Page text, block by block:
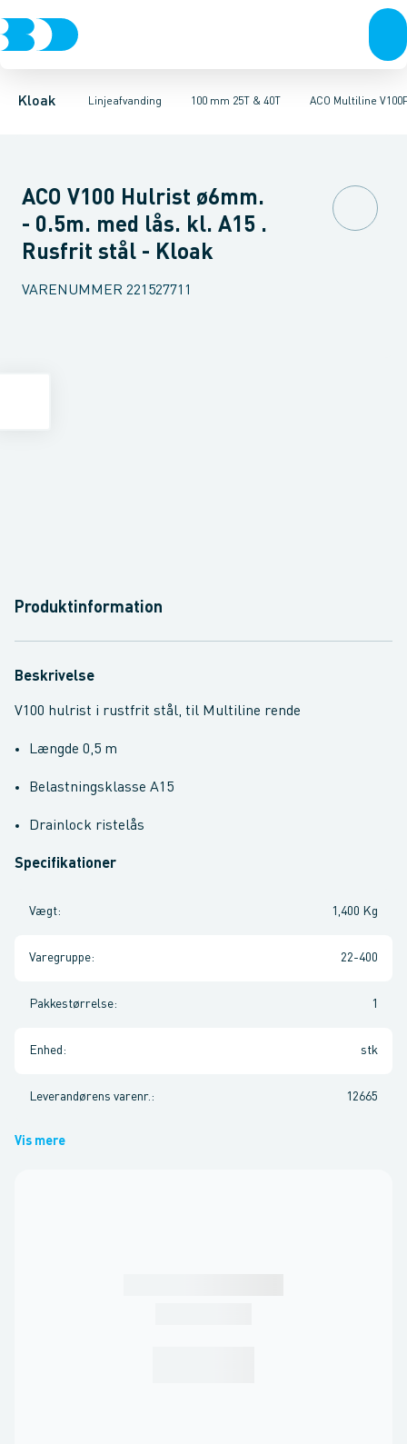
Kloak Linjeafvanding
Rør & fittingsBrøndeBrøndgodsLinjeafvanding Tanke,
100 mm 25T & 40T
100 mm 1,5T, 12,5T & 25T 100 mm 25T & 40T 100 mm 90T 150
ACO Multiline
ULMA MULTIV+ 100. Galvaniseret ULMA MULTIV+ 100.
ACO V100 Hulrist ø6mm.
- 0.5m. med lås. kl. A15 .
Rusfrit stål - Kloak
VARENUMMER 221527711
Produktinformation
Beskrivelse
V100 hulrist i rustfrit stål, til Multiline rende
Længde 0,5 m
Belastningsklasse A15
Drainlock ristelås
Specifikationer
Vægt: 1,400 Kg
Varegruppe: 22-400
Pakkestørrelse: 1
Enhed : stk
Leverandørens varenr. : 12665
Vis mere